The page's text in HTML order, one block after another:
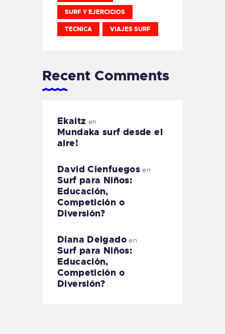
SURF Y EJERCICIOS
TECNICA VIAJES SURF
Recent Comments
Ekaitz en
Mundaka surf desde el
aire!
David Cienfuegos en
Surf para Niños:
Educación,
Competición o
Diversión?
Diana Delgadoen
Surf para Niños:
Educación,
Competición o
Diversión?